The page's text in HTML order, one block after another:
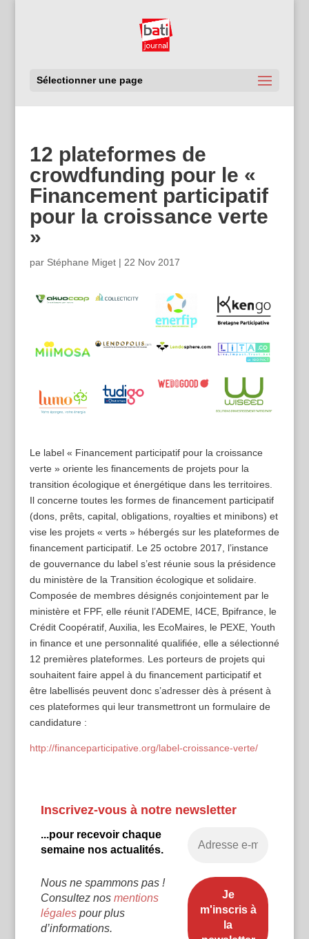
Sélectionner une page
12 plateformes de
crowdfunding pour le «
Financement participatif
pour la croissance verte
»
par Stéphane Miget| 22 Nov 2017
Le label « Financement participatif pour la croissance
verte » oriente les financements de projets pour la
transition écologique et énergétique dans les territoires.
Il concerne toutes les formes de financement participatif
(dons, prêts, capital, obligations, royalties et minibons) et
vise les projets « verts » hébergés sur les plateformes de
financement participatif. Le 25 octobre 2017, l’instance
de gouvernance du label s’est réunie sous la présidence
du ministère de la Transition écologique et solidaire.
Composée de membres désignés conjointement par le
ministère et FPF, elle réunit l’ADEME, I4CE, Bpifrance, le
Crédit Coopératif, Auxilia, les EcoMaires, le PEXE, Youth
in finance et une personnalité qualifiée, elle a sélectionné
12 premières plateformes. Les porteurs de projets qui
souhaitent faire appel à du financement participatif et
être labellisés peuvent donc s’adresser dès à présent à
ces plateformes qui leur transmettront un formulaire de
candidature :
http://financeparticipative.org/label-croissance-verte/
Inscrivez-vous à notre newsletter
...pour recevoir chaque
semaine nos actualités.
Nous ne spammons pas !
Consultez nos mentions
légalespour plus
d’informations.